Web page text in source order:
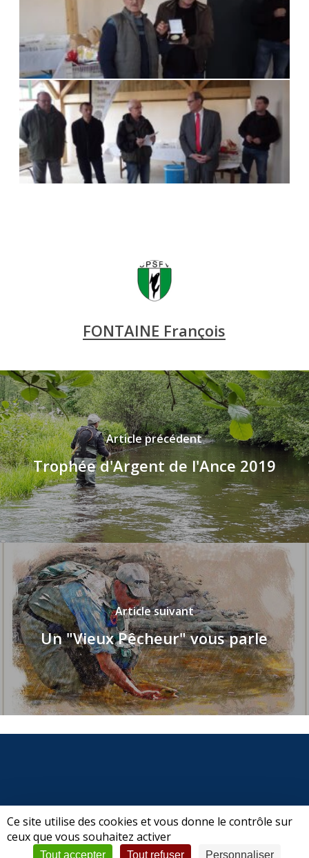
Ce site utilise des cookies et vous donne le contrôle sur
ceux que vous souhaitez activer
Tout accepter Tout refuser Personnaliser
FONTAINE François
Article précédent
Trophée d'Argent de l'Ance 2019
Article suivant
Un "Vieux Pêcheur" vous parle
© 2026 CPSFV | Club de Pêche Sportive Forez-Velay.